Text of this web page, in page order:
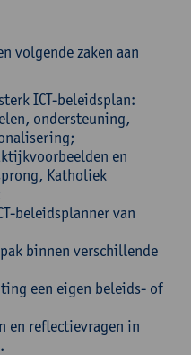
volgende zaken aan
ICT-beleidsplan:
ondersteuning,
en
Katholiek
beleidsplanner van
binnen verschillende
een eigen beleids- of
en reflectievragen in